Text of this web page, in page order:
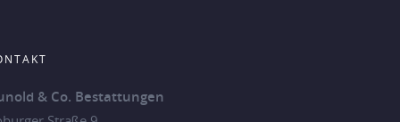
& Co. Bestattungen